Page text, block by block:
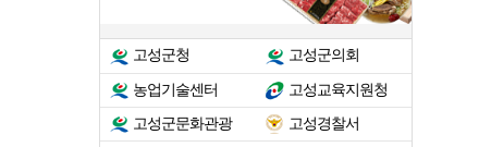
고성군청
고성군의회
농업기술센터
고성교육지원청
고성군문화관광
고성경찰서